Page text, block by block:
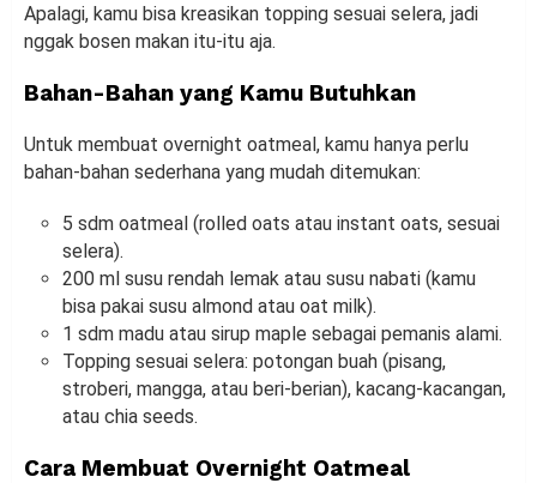
Apalagi, kamu bisa kreasikan topping sesuai selera, jadi
nggak bosen makan itu-itu aja.
Bahan-Bahan yang Kamu Butuhkan
Untuk membuat overnight oatmeal, kamu hanya perlu
bahan-bahan sederhana yang mudah ditemukan:
5 sdm oatmeal (rolled oats atau instant oats, sesuai
selera).
200 ml susu rendah lemak atau susu nabati (kamu
bisa pakai susu almond atau oat milk).
1 sdm madu atau sirup maple sebagai pemanis alami.
Topping sesuai selera: potongan buah (pisang,
stroberi, mangga, atau beri-berian), kacang-kacangan,
atau chia seeds.
Cara Membuat Overnight Oatmeal